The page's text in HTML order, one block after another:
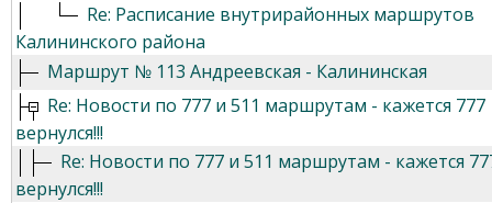
Re: Расписание внутрирайонных маршрутов
Калининского района
Маршрут № 113 Андреевская - Калининская
Re: Новости по 777 и 511 маршрутам - кажется 777
вернулся!!!
Re: Новости по 777 и 511 маршрутам - кажется
вернулся!!!